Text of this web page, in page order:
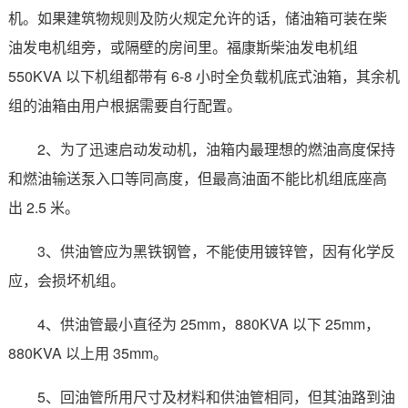
机。如果建筑物规则及防火规定允许的话，储油箱可装在柴
油发电机组旁，或隔壁的房间里。福康斯柴油发电机组
550KVA 以下机组都带有 6-8 小时全负载机底式油箱，其余机
组的油箱由用户根据需要自行配置。
2、为了迅速启动发动机，油箱内最理想的燃油高度保持
和燃油输送泵入口等同高度，但最高油面不能比机组底座高
出 2.5 米。
3、供油管应为黑铁钢管，不能使用镀锌管，因有化学反
应，会损坏机组。
4、供油管最小直径为 25mm，880KVA 以下 25mm，
880KVA 以上用 35mm。
5、回油管所用尺寸及材料和供油管相同，但其油路到油